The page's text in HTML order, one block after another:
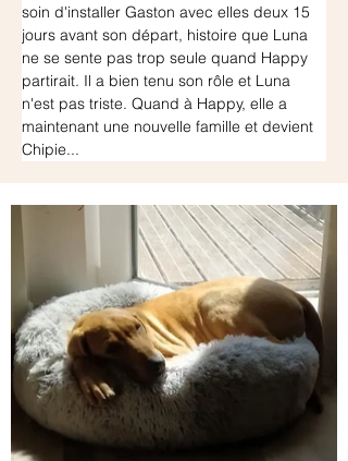
soin d'installer Gaston avec elles deux 15
jours avant son départ, histoire que Luna
ne se sente pas trop seule quand Happy
partirait. Il a bien tenu son rôle et Luna
n'est pas triste. Quand à Happy, elle a
maintenant une nouvelle famille et devient
Chipie...